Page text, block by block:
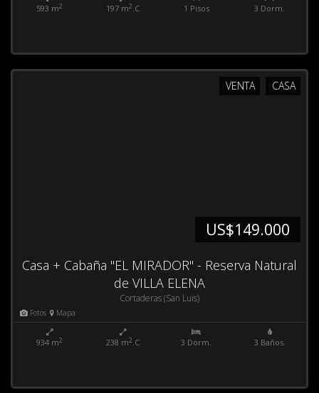
593 m2 197 m2.C 1 Pisos 3 Dorm.
CASA
VENTA
US$149.000
Casa + Cabaña "EL MIRADOR" - Reserva Natural
de VILLA ELENA
Cortaderas (San Luis)
Fotos Mapa
934 m2 238 m2.C 3 Dorm. 3 Baños.